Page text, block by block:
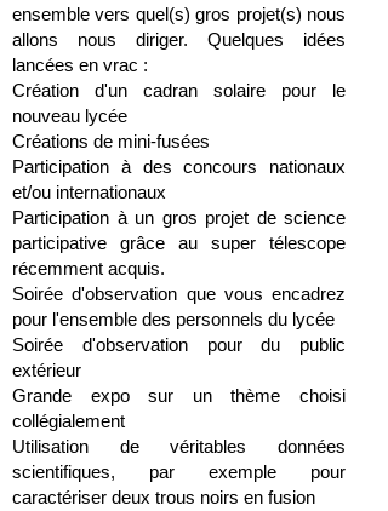
ensemble vers quel(s) gros projet(s) nous
allons nous diriger. Quelques idées
lancées en vrac :
Création d'un cadran solaire pour le
nouveau lycée
Créations de mini-fusées
Participation à des concours nationaux
et/ou internationaux
Participation à un gros projet de science
participative grâce au super télescope
récemment acquis.
Soirée d'observation que vous encadrez
pour l'ensemble des personnels du lycée
Soirée d'observation pour du public
extérieur
Grande expo sur un thème choisi
collégialement
Utilisation de véritables données
scientifiques, par exemple pour
caractériser deux trous noirs en fusion